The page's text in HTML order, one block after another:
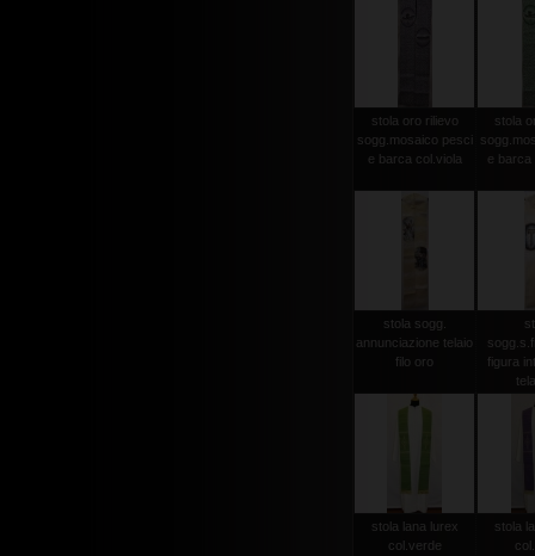
stola oro rilievo
sogg.mosaico pesci
e barca col.viola
stola
e barca
stola sogg.
annunciazione telaio
filo oro
figura
stola lana lurex
col.verde
stola